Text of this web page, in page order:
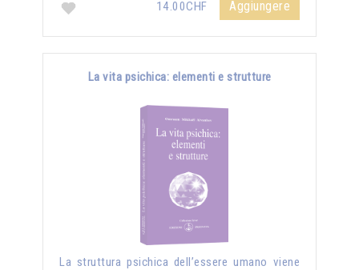
14.00CHF
Aggiungere
La vita psichica: elementi e strutture
La struttura psichica dell’essere umano viene